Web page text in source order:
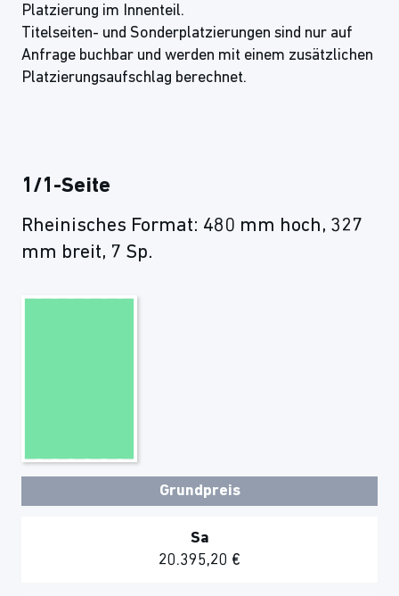
Platzierung im Innenteil.
Titelseiten- und Sonderplatzierungen sind nur auf
Anfrage buchbar und werden mit einem zusätzlichen
Platzierungsaufschlag berechnet.
1/1-Seite
Rheinisches Format: 480 mm hoch, 327
mm breit, 7 Sp.
Grundpreis
Sa
20.395,20 €